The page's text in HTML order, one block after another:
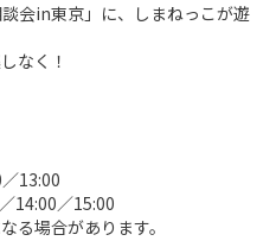
会in東京」に、しまねっこが遊
なく！
13:00
14:00／15:00
る場合があります。